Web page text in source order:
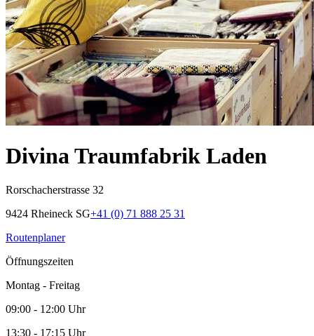
Divina Traumfabrik Laden
Rorschacherstrasse 32
9424 Rheineck SG+41 (0) 71 888 25 31
Routenplaner
Öffnungszeiten
Montag - Freitag
09:00 - 12:00 Uhr
13:30 - 17:15 Uhr